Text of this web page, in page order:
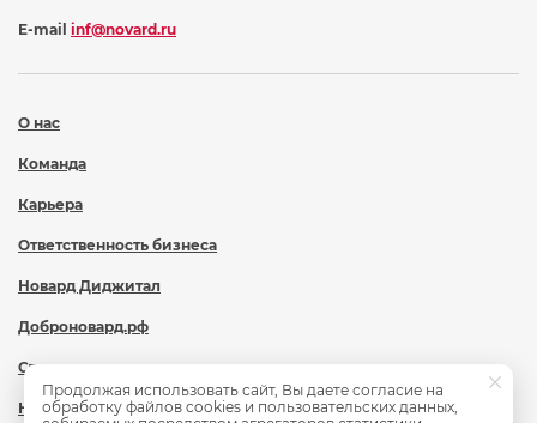
О нас
Команда
Карьера
Ответственность бизнеса
Новард Диджитал
Доброновард.рф
Статьи
Новости
E-mail inf@novard.ru
Продолжая использовать сайт, Вы даете согласие на
обработку файлов cookies и пользовательских данных,